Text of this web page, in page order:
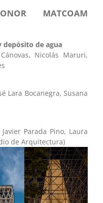
MATCOAM
depósito de agua
Nicolás Maruri,
Lara Bocanegra, Susana
Parada Pino, Laura
de Arquitectura)